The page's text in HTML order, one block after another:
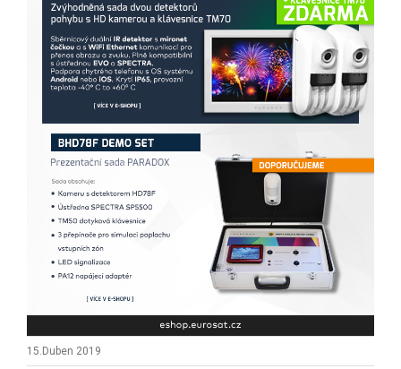
15.Duben 2019